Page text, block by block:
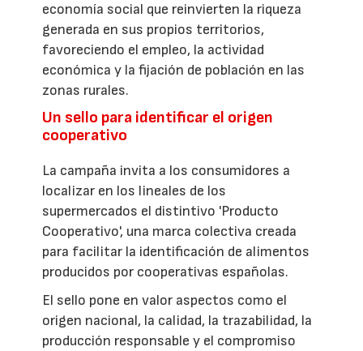
economía social que reinvierten la riqueza
generada en sus propios territorios,
favoreciendo el empleo, la actividad
económica y la fijación de población en las
zonas rurales.
Un sello para identificar el origen
cooperativo
La campaña invita a los consumidores a
localizar en los lineales de los
supermercados el distintivo 'Producto
Cooperativo', una marca colectiva creada
para facilitar la identificación de alimentos
producidos por cooperativas españolas.
El sello pone en valor aspectos como el
origen nacional, la calidad, la trazabilidad, la
producción responsable y el compromiso